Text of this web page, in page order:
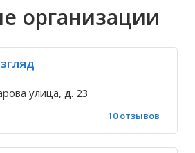
организации
улица, д. 23
10 отзывов